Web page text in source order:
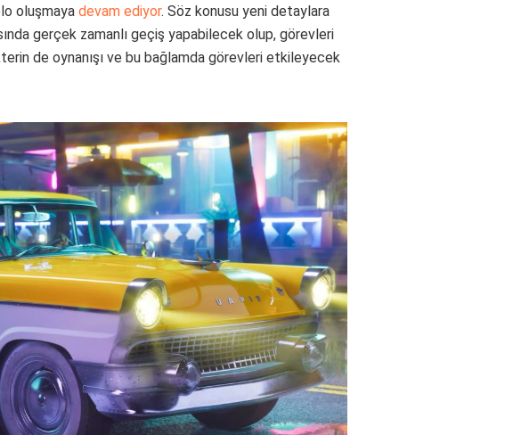
oluşmaya devam ediyor. Söz konusu yeni detaylara
gerçek zamanlı geçiş yapabilecek olup, görevleri
de oynanışı ve bu bağlamda görevleri etkileyecek